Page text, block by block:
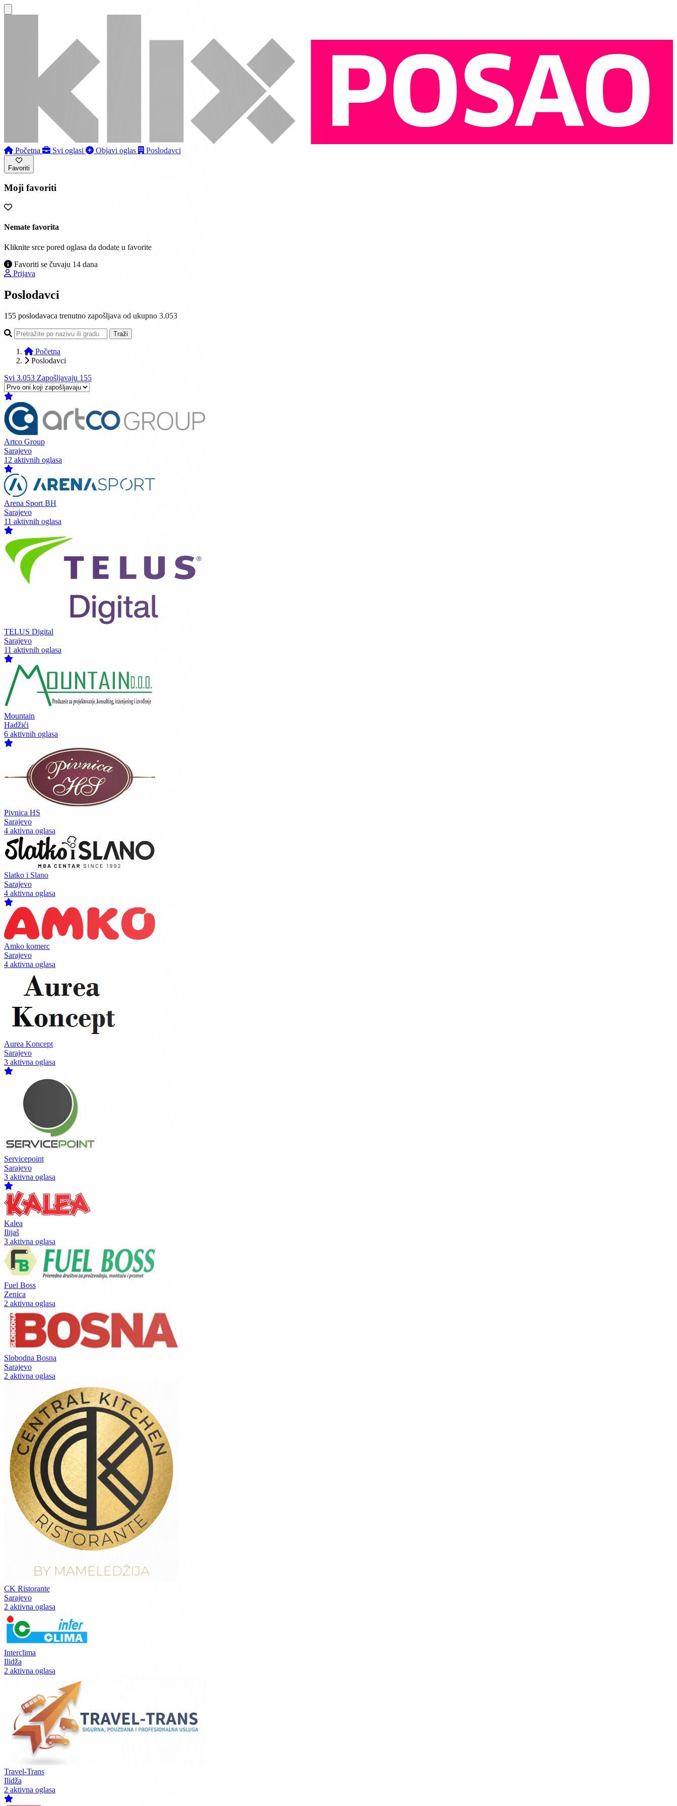
Početna Svi oglasi Objavi oglas Poslodavci
Favoriti
Moji favoriti
Nemate favorita
Kliknite srce pored oglasa da dodate u favorite
Favoriti se čuvaju 14 dana
Prijava
Poslodavci
155 poslodavaca trenutno zapošljava od ukupno 3.053
Traži
Početna
Poslodavci
Svi 3.053 Zapošljavaju 155
Artco Group
Sarajevo
12 aktivnih oglasa
Arena Sport BH
Sarajevo
11 aktivnih oglasa
TELUS Digital
Sarajevo
11 aktivnih oglasa
Mountain
Hadžići
6 aktivnih oglasa
Pivnica HS
Sarajevo
4 aktivna oglasa
Slatko i Slano
Sarajevo
4 aktivna oglasa
Amko komerc
Sarajevo
4 aktivna oglasa
Aurea Koncept
Sarajevo
3 aktivna oglasa
Servicepoint
Sarajevo
3 aktivna oglasa
Kalea
Ilijaš
3 aktivna oglasa
Fuel Boss
Zenica
2 aktivna oglasa
Slobodna Bosna
Sarajevo
2 aktivna oglasa
CK Ristorante
Sarajevo
2 aktivna oglasa
Interclima
Ilidža
2 aktivna oglasa
Travel-Trans
Ilidža
2 aktivna oglasa